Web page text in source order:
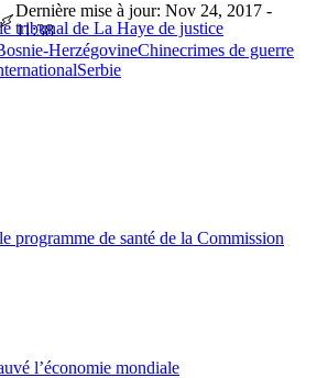
tribunal de La Haye de justice
Dernière mise à jour: Nov 24, 2017 -
11:38
HerzégovineChinecrimes de guerre
Serbie
programme de santé de la Commission
l’économie mondiale